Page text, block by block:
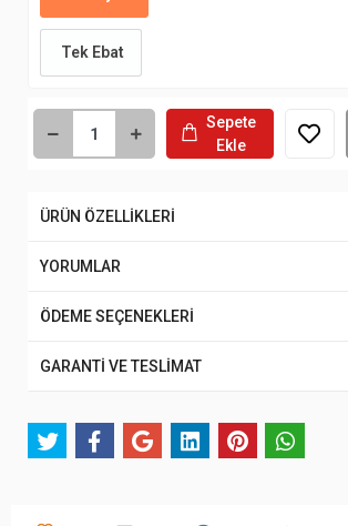
Tek Ebat
Sepete
Ekle
ÜRÜN ÖZELLİKLERİ
YORUMLAR
ÖDEME SEÇENEKLERİ
GARANTİ VE TESLİMAT